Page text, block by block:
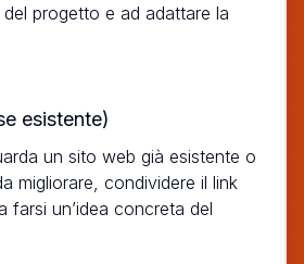
progetto e ad adattare la
esistente)
un sito web già esistente o
migliorare, condividere il link
farsi un’idea concreta del